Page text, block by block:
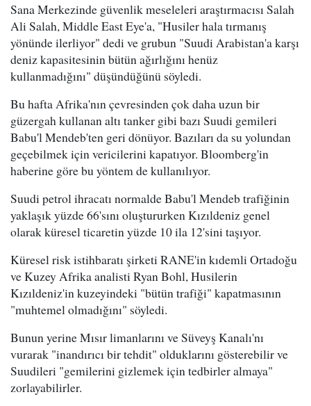
Sana Merkezinde güvenlik meseleleri araştırmacısı Salah
Ali Salah, Middle East Eye'a, "Husiler hala tırmanış
yönünde ilerliyor" dedi ve grubun "Suudi Arabistan'a karşı
deniz kapasitesinin bütün ağırlığını henüz
kullanmadığını" düşündüğünü söyledi.
Bu hafta Afrika'nın çevresinden çok daha uzun bir
güzergah kullanan altı tanker gibi bazı Suudi gemileri
Babu'l Mendeb'ten geri dönüyor. Bazıları da su yolundan
geçebilmek için vericilerini kapatıyor. Bloomberg'in
haberine göre bu yöntem de kullanılıyor.
Suudi petrol ihracatı normalde Babu'l Mendeb trafiğinin
yaklaşık yüzde 66'sını oluştururken Kızıldeniz genel
olarak küresel ticaretin yüzde 10 ila 12'sini taşıyor.
Küresel risk istihbaratı şirketi RANE'in kıdemli Ortadoğu
ve Kuzey Afrika analisti Ryan Bohl, Husilerin
Kızıldeniz'in kuzeyindeki "bütün trafiği" kapatmasının
"muhtemel olmadığını" söyledi.
Bunun yerine Mısır limanlarını ve Süveyş Kanalı'nı
vurarak "inandırıcı bir tehdit" olduklarını gösterebilir ve
Suudileri "gemilerini gizlemek için tedbirler almaya"
zorlayabilirler.